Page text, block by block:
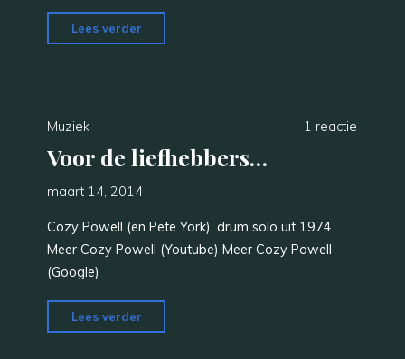
Lees verder
Muziek 1 reactie
Voor de liefhebbers…
maart 14, 2014
Cozy Powell (en Pete York), drum solo uit 1974
Meer Cozy Powell (Youtube) Meer Cozy Powell
(Google)
Lees verder
de